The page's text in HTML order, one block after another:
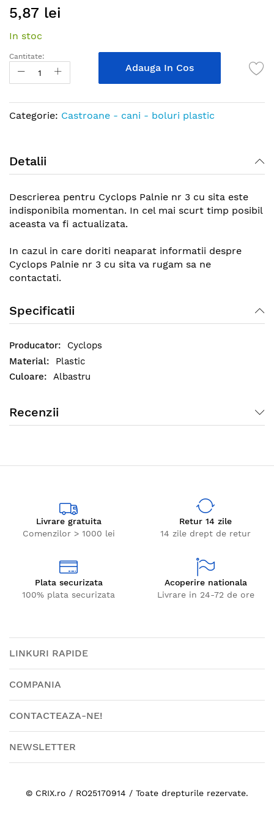
to
beginning
of
images
5,87 lei
In stoc
Cantitate:
Adauga In Cos
Categorie: Castroane - cani - boluri plastic
Detalii
Descrierea pentru Cyclops Palnie nr 3 cu sita este
indisponibila momentan. In cel mai scurt timp posibil
aceasta va fi actualizata.
In cazul in care doriti neaparat informatii despre
Cyclops Palnie nr 3 cu sita va rugam sa ne
contactati.
Specificatii
Cyclops
Plastic
Albastru
Recenzii
Livrare gratuita
Comenzilor > 1000 lei
Retur 14 zile
14 zile drept de retur
Plata securizata
100% plata securizata
Acoperire nationala
Livrare in 24-72 de ore
LINKURI RAPIDE
COMPANIA
CONTACTEAZA-NE!
NEWSLETTER
© CRIX.ro / RO25170914 / Toate drepturile rezervate.